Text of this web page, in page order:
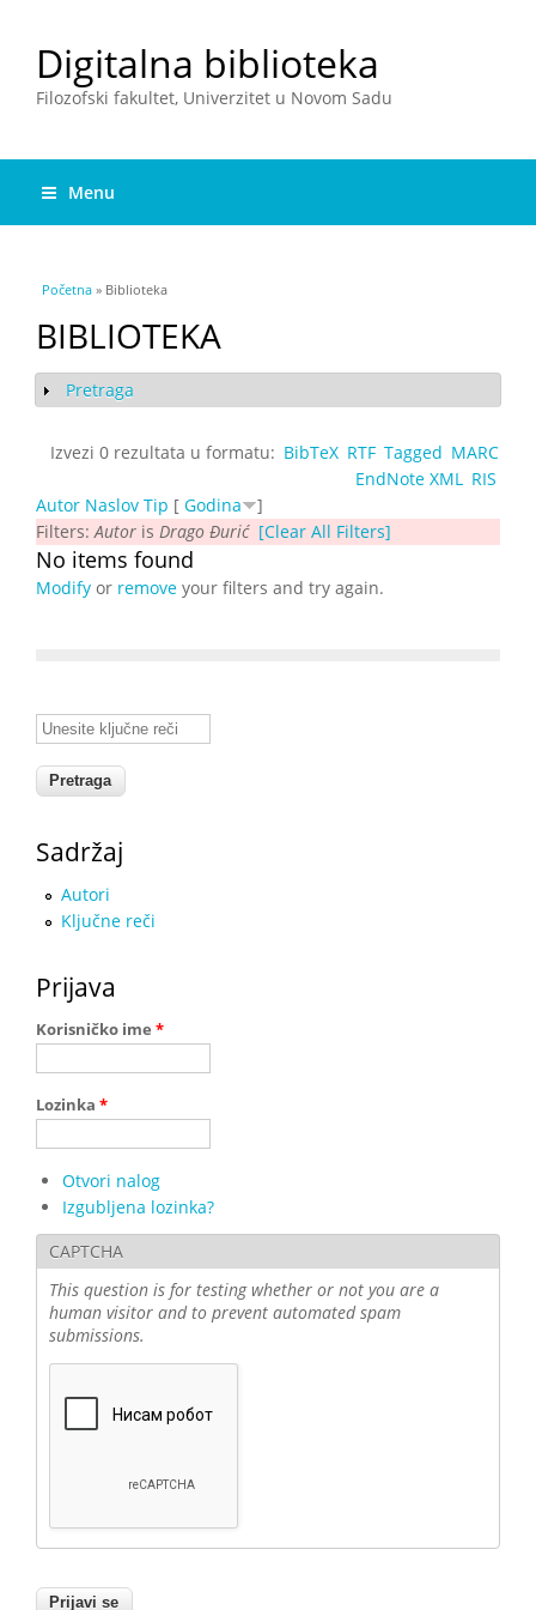
Digitalna biblioteka
Filozofski fakultet, Univerzitet u Novom Sadu
Menu
You are here
Početna » Biblioteka
BIBLIOTEKA
Show
Pretraga
Izvezi 0 rezultata u formatu: BibTeX RTF Tagged MARC
EndNote XML
RIS
Autor Naslov Tip [ Godina
]
Filters: Autor is Drago Đurić [Clear All Filters]
No items found
Modify or remove your filters and try again.
Unesite ključne reči
Sadržaj
Autori
Ključne reči
Prijava
Korisničko ime *
Lozinka *
Otvori nalog
Izgubljena lozinka?
CAPTCHA
This question is for testing whether or not you are a
human visitor and to prevent automated spam
submissions.